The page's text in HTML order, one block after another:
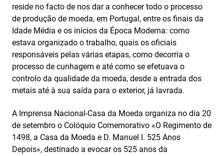
reside no facto de nos dar a conhecer todo o processo
de produção de moeda, em Portugal, entre os finais da
Idade Média e os inícios da Época Moderna: como
estava organizado o trabalho, quais os oficiais
responsáveis pelas várias etapas, como decorria o
processo de cunhagem e até como se efetuava o
controlo da qualidade da moeda, desde a entrada dos
metais até à sua saída para o exterior, já lavrada.
A Imprensa Nacional-Casa da Moeda organiza no dia 20
de setembro o Colóquio Comemorativo «O Regimento de
1498, a Casa da Moeda e D. Manuel I. 525 Anos
Depois», destinado a evocar os 525 anos da